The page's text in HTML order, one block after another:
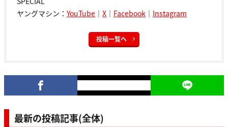
ヤングマシン： YouTube ｜ X ｜ Facebook ｜ Instagram
投稿一覧へ
最新の投稿記事(全体)